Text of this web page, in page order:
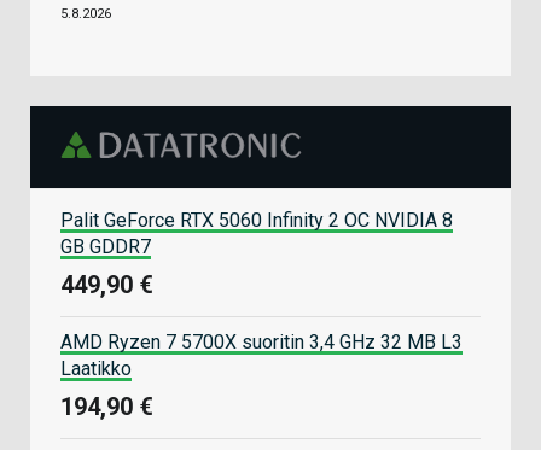
5.8.2026
Palit GeForce RTX 5060 Infinity 2 OC NVIDIA 8
GB GDDR7
449,90 €
AMD Ryzen 7 5700X suoritin 3,4 GHz 32 MB L3
Laatikko
194,90 €